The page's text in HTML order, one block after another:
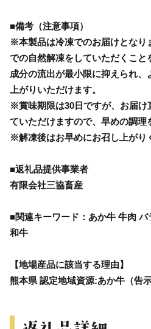
■備考（注意事項）
※本製品は冷凍でのお届けとなり
での自然解凍をしていただくこと
成分の流出が最小限に抑えられ、
上がりいただけます。
※賞味期限は30日ですが、お届け
ていただけますので、早めの調理
※解凍後はお早めにお召し上がり
■返礼品提供事業者
有限会社三協畜産
■関連キーワード：あか牛 牛肉
和牛
【地場産品に該当する理由】
熊本県 認定地域資源:あか牛（告